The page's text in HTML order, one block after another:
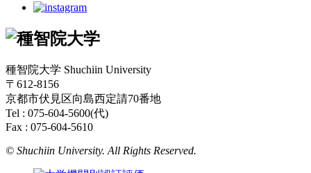
種智院大学 Shuchiin University
〒612-8156
京都市伏見区向島西定請70番地
Tel : 075-604-5600(代)
Fax : 075-604-5610
© Shuchiin University. All Rights Reserved.